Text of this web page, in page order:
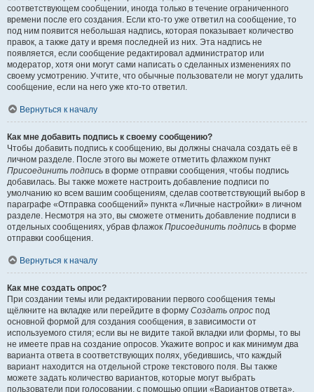
соответствующем сообщении, иногда только в течение ограниченного
времени после его создания. Если кто-то уже ответил на сообщение, то
под ним появится небольшая надпись, которая показывает количество
правок, а также дату и время последней из них. Эта надпись не
появляется, если сообщение редактировал администратор или
модератор, хотя они могут сами написать о сделанных изменениях по
своему усмотрению. Учтите, что обычные пользователи не могут удалить
сообщение, если на него уже кто-то ответил.
Вернуться к началу
Как мне добавить подпись к своему сообщению?
Чтобы добавить подпись к сообщению, вы должны сначала создать её в
личном разделе. После этого вы можете отметить флажком пункт
Присоединить подпись в форме отправки сообщения, чтобы подпись
добавилась. Вы также можете настроить добавление подписи по
умолчанию ко всем вашим сообщениям, сделав соответствующий выбор в
параграфе «Отправка сообщений» пункта «Личные настройки» в личном
разделе. Несмотря на это, вы сможете отменить добавление подписи в
отдельных сообщениях, убрав флажок Присоединить подпись в форме
отправки сообщения.
Вернуться к началу
Как мне создать опрос?
При создании темы или редактировании первого сообщения темы
щёлкните на вкладке или перейдите в форму Создать опрос под
основной формой для создания сообщения, в зависимости от
используемого стиля; если вы не видите такой вкладки или формы, то вы
не имеете прав на создание опросов. Укажите вопрос и как минимум два
варианта ответа в соответствующих полях, убедившись, что каждый
вариант находится на отдельной строке текстового поля. Вы также
можете задать количество вариантов, которые могут выбрать
пользователи при голосовании, с помощью опции «Вариантов ответа»,